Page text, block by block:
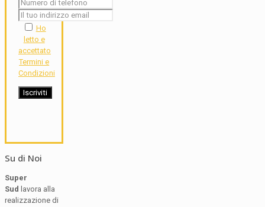
Ho
letto e
accettato
Termini e
Condizioni
Su di Noi
Super
Sud lavora alla
realizzazione di